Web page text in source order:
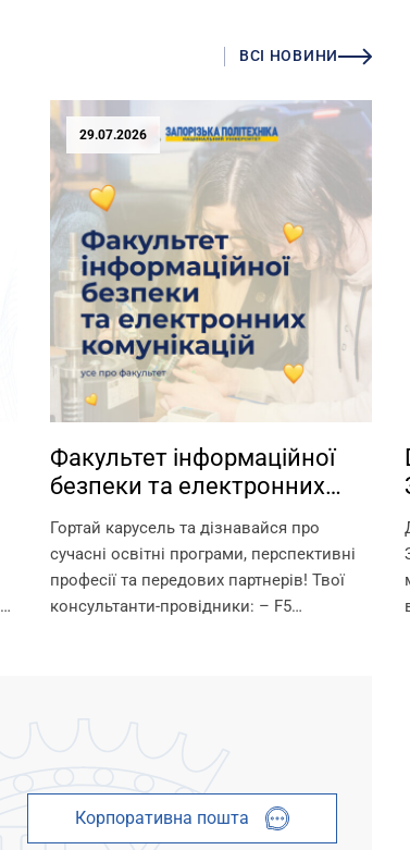
ВСІ НОВИНИ
29.07.2026
Факультет інформаційної
безпеки та електронних
політехніка» — володарі
технологічного світу.
Гортай карусель та дізнавайся про
сучасні освітні програми, перспективні
професії та передових партнерів! Твої
консультанти-провідники: – F5
Корпоративна пошта